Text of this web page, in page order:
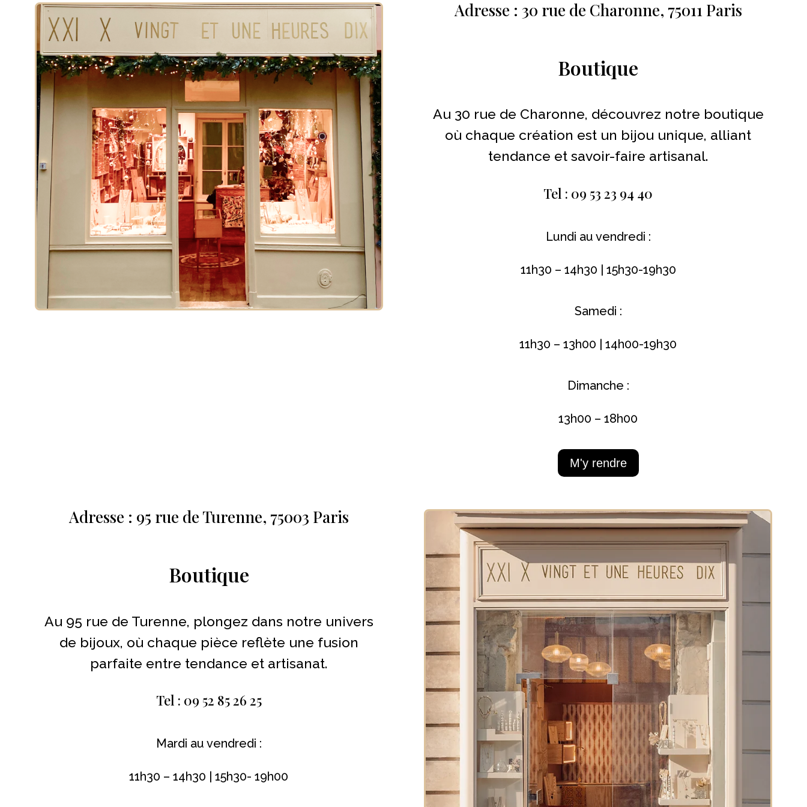
Adresse : 30 rue de Charonne, 75011 Paris
Boutique
Au 30 rue de Charonne, découvrez notre boutique
où chaque création est un bijou unique, alliant
tendance et savoir-faire artisanal.
Tel : 09 53 23 94 40
Lundi au vendredi :
11h30 – 14h30 | 15h30-19h30
Samedi :
11h30 – 13h00 | 14h00-19h30
Dimanche :
13h00 – 18h00
M'y rendre
Adresse : 95 rue de Turenne, 75003 Paris
Boutique
Au 95 rue de Turenne, plongez dans notre univers
de bijoux, où chaque pièce reflète une fusion
parfaite entre tendance et artisanat.
Tel : 09 52 85 26 25
Mardi au vendredi :
11h30 – 14h30 | 15h30- 19h00